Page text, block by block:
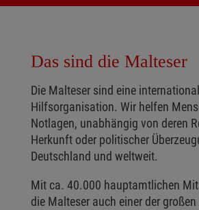
Das sind die Malteser
Die Malteser sind eine
Hilfsorganisation. Wir helfen
Notlagen, unabhängig von deren
Herkunft oder politischer
Deutschland und weltweit.
Mit ca. 40.000 hauptamtlichen
die Malteser auch einer der